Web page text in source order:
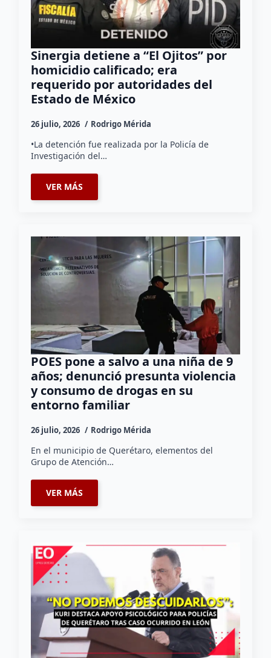
Sinergia detiene a “El Ojitos” por
homicidio calificado; era
requerido por autoridades del
Estado de México
26 julio, 2026 Rodrigo Mérida
•La detención fue realizada por la Policía de
Investigación del…
VER MÁS
POES pone a salvo a una niña de 9
años; denunció presunta violencia
y consumo de drogas en su
entorno familiar
26 julio, 2026 Rodrigo Mérida
En el municipio de Querétaro, elementos del
Grupo de Atención…
VER MÁS